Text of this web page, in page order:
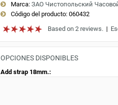
Marca: ЗАО Чистопольский
Código del producto:060432
Based on 2 reviews.|
OPCIONES DISPONIBLES
Add strap 18mm.: